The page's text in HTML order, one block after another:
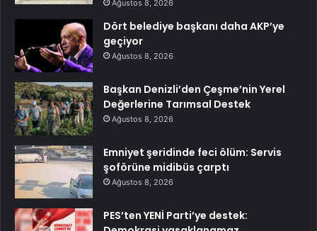
Ağustos 8, 2026
Dört belediye başkanı daha AKP’ye
geçiyor
Ağustos 8, 2026
Başkan Denizli’den Çeşme’nin Yerel
Değerlerine Tarımsal Destek
Ağustos 8, 2026
Emniyet şeridinde feci ölüm: Servis
şoförüne midibüs çarptı
Ağustos 8, 2026
PES’ten YENİ Parti’ye destek: